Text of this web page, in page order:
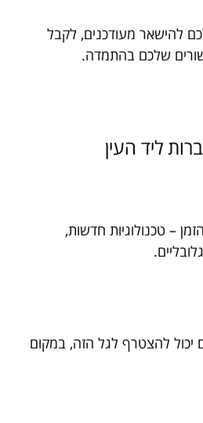
להישאר מעודכנים, לקבל
שלכם בהתמדה.
ליד העין
– טכנולוגיות חדשות,
יכול להצטרף לגל הזה, במקום